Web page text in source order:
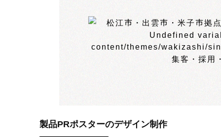
製品PRポスターのデザイン制作